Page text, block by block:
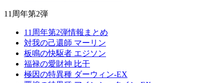
11周年第2弾
11周年第2弾情報まとめ
対我の己還師 マーリン
板鳴の快駆者 エジソン
福禄の愛財神 比干
極因の特異種 ダーウィン-EX